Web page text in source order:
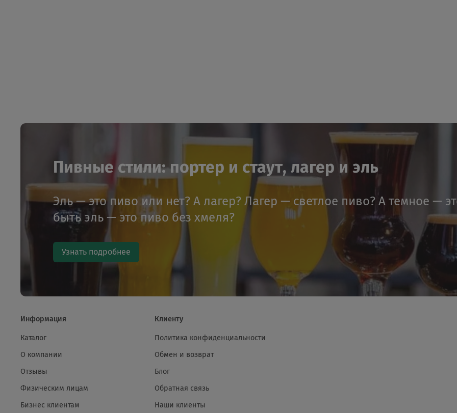
Пивные стили: портер и стаут, лагер и эль
Эль — это пиво или нет? А лагер? Лагер — светлое пиво? А темное —
быть эль — это пиво без хмеля?
Узнать подробнее
Информация
Каталог
О компании
Отзывы
Физическим лицам
Бизнес клиентам
Клиенту
Политика конфиденциальности
Обмен и возврат
Блог
Обратная связь
Наши клиенты